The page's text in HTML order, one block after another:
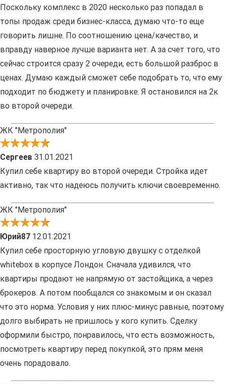
Поскольку комплекс в 2020 несколько раз попадал в
топы продаж среди бизнес-класса, думаю что-то еще
говорить лишне. По соотношению цена/качество, и
вправду наверное лучше варианта нет. А за счет того, что
сейчас строится сразу 2 очереди, есть большой разброс в
ценах. Думаю каждый сможет себе подобрать то, что ему
подходит по бюджету и планировке. Я остановился на 2к
во второй очереди.
ЖК "Метрополия"
Сергеев 31.01.2021
Купил себе квартиру во второй очереди. Стройка идет
активно, так что надеюсь получить ключи своевременно.
ЖК "Метрополия"
Юрий87 12.01.2021
Купил себе просторную угловую двушку с отделкой
whitebox в корпусе Лондон. Сначала удивился, что
квартиры продают не напрямую от застойщика, а через
брокеров. А потом пообщался со знакомым и он сказал
что это норма. Условия у них плюс-минус равные, поэтому
долго выбирать не пришлось у кого купить. Сделку
оформили быстро, понравилось, что есть возможность,
посмотреть квартиру перед покупкой, это прям меня
очень порадовало.